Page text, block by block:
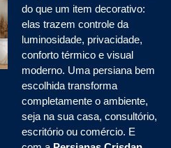
do que um item decorativo:
elas trazem controle da
luminosidade, privacidade,
conforto térmico e visual
moderno. Uma persiana bem
escolhida transforma
completamente o ambiente,
seja na sua casa, consultório,
escritório ou comércio. E